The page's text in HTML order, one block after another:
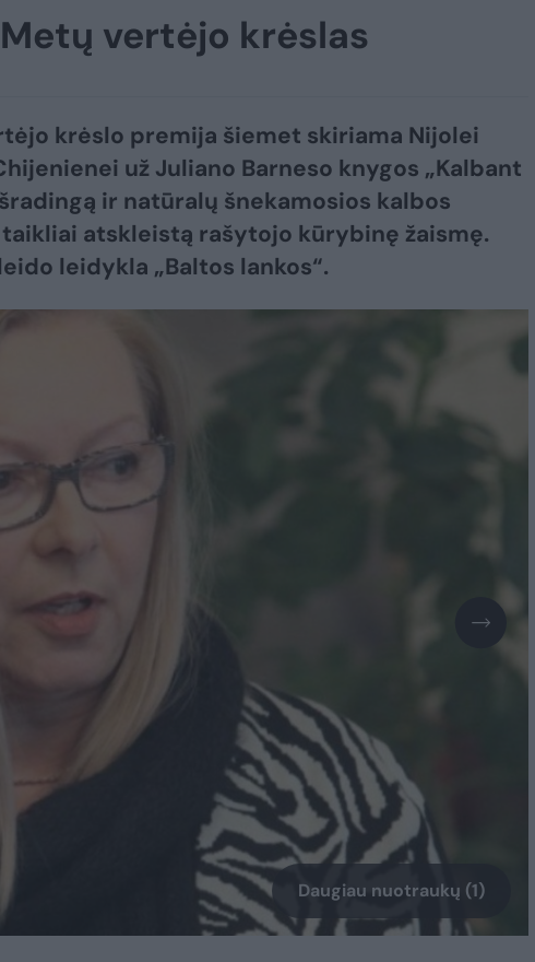
vertėjo krėslas
krėslo premija šiemet skiriama Nijolei
už Juliano Barneso knygos „Kalbant
ir natūralų šnekamosios kalbos
atskleistą rašytojo kūrybinę žaismę.
leidykla „Baltos lankos“.
Daugiau nuotraukų (1)